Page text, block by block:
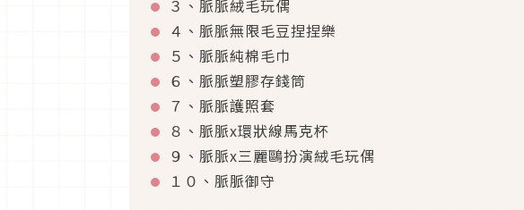
３、脈脈絨毛玩偶
４、脈脈無限毛豆捏捏樂
５、脈脈純棉毛巾
６、脈脈塑膠存錢筒
７、脈脈護照套
８、脈脈x環狀線馬克杯
９、脈脈x三麗鷗扮演絨毛玩偶
１０、脈脈御守